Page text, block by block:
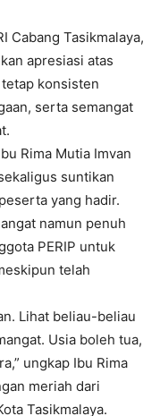
Cabang Tasikmalaya,
apresiasi atas
konsisten
serta semangat
Rima Mutia Imvan
suntikan
yang hadir.
namun penuh
PERIP untuk
telah
Lihat beliau-beliau
Usia boleh tua,
ungkap Ibu Rima
meriah dari
Tasikmalaya.